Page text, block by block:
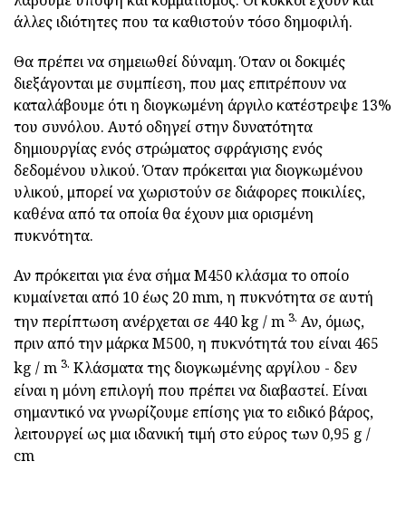
άλλες ιδιότητες που τα καθιστούν τόσο δημοφιλή.
Θα πρέπει να σημειωθεί δύναμη. Όταν οι δοκιμές
διεξάγονται με συμπίεση, που μας επιτρέπουν να
καταλάβουμε ότι η διογκωμένη άργιλο κατέστρεψε 13%
του συνόλου. Αυτό οδηγεί στην δυνατότητα
δημιουργίας ενός στρώματος σφράγισης ενός
δεδομένου υλικού. Όταν πρόκειται για διογκωμένου
υλικού, μπορεί να χωριστούν σε διάφορες ποικιλίες,
καθένα από τα οποία θα έχουν μια ορισμένη
πυκνότητα.
Αν πρόκειται για ένα σήμα Μ450 κλάσμα το οποίο
κυμαίνεται από 10 έως 20 mm, η πυκνότητα σε αυτή
την περίπτωση ανέρχεται σε 440 kg / m 3. Αν, όμως,
πριν από την μάρκα M500, η πυκνότητά του είναι 465
kg / m 3. Κλάσματα της διογκωμένης αργίλου - δεν
είναι η μόνη επιλογή που πρέπει να διαβαστεί. Είναι
σημαντικό να γνωρίζουμε επίσης για το ειδικό βάρος,
λειτουργεί ως μια ιδανική τιμή στο εύρος των 0,95 g /
cm